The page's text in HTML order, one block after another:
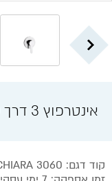
אינטרפוץ 3 דרך ACQUACHIARA 3060
קוד דגם: ACQUACHIARA 3060